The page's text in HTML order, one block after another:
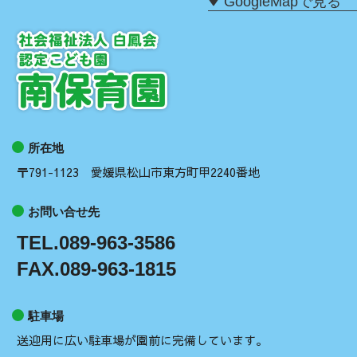
所在地
〒791-1123 愛媛県松山市東方町甲2240番地
お問い合せ先
TEL.089-963-3586
FAX.089-963-1815
駐車場
送迎用に広い駐車場が園前に完備しています。